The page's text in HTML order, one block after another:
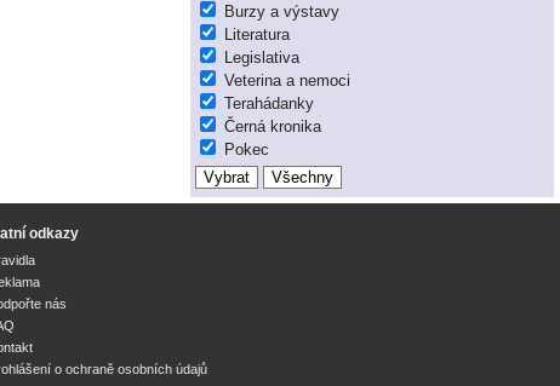
Burzy a výstavy
Literatura
Legislativa
Veterina a nemoci
Terahádanky
Černá kronika
Pokec
odkazy
nás
o ochraně osobních údajů